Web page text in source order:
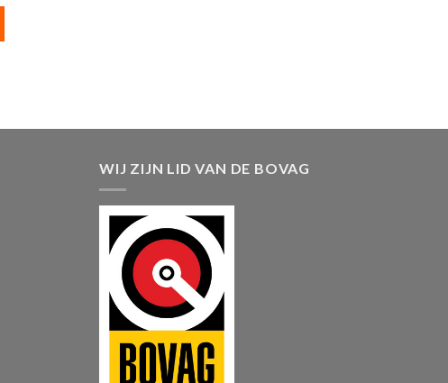
WIJ ZIJN LID VAN DE BOVAG